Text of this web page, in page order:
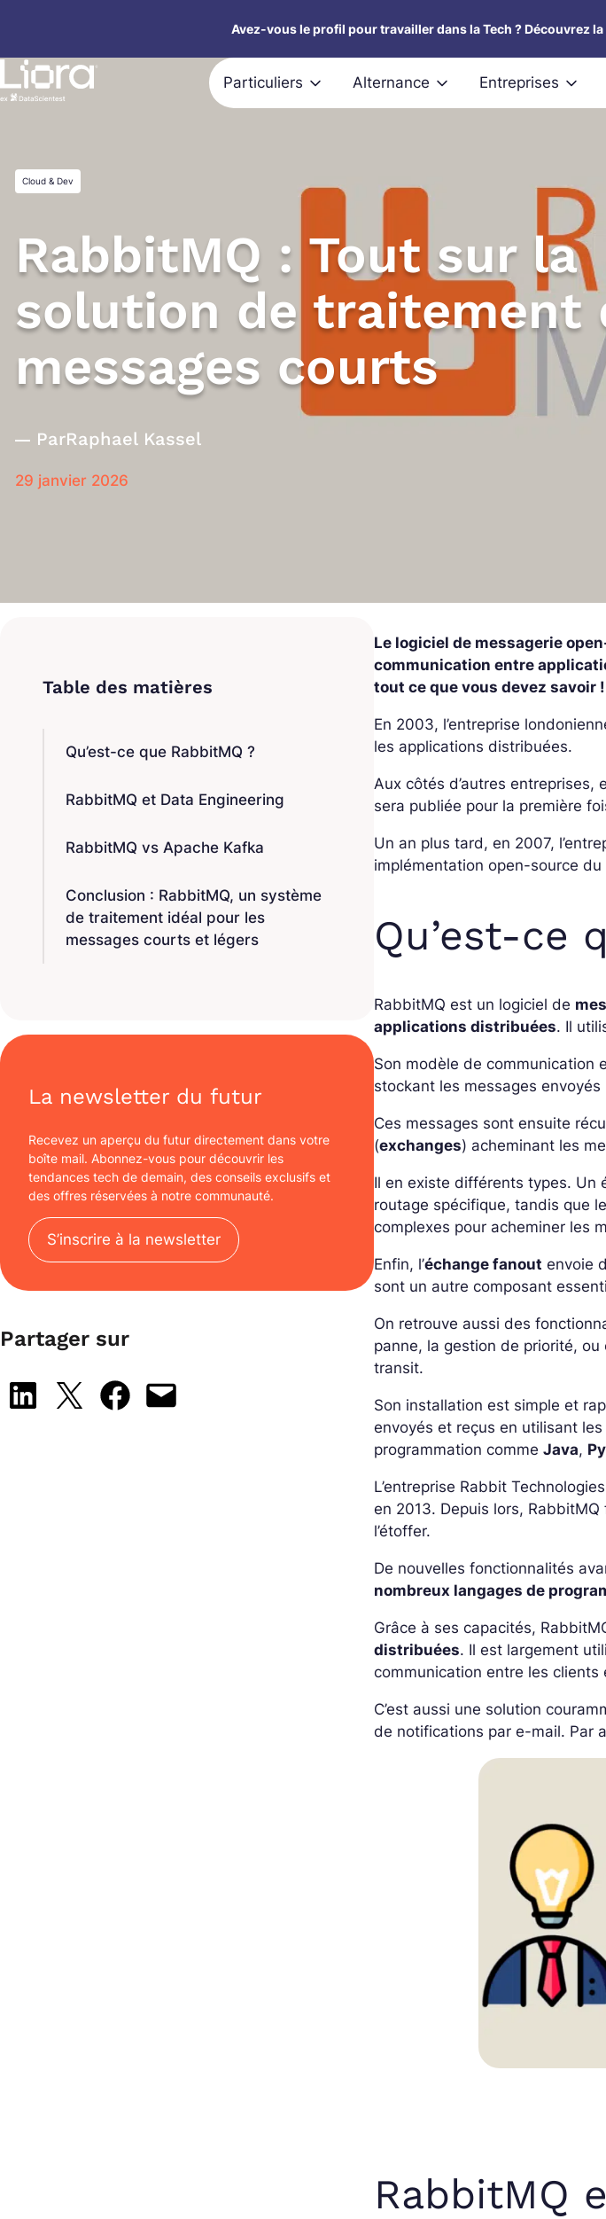
contenu
Avez-vous le profil pour travailler dans la Tech ? Découvrez
Particuliers Alternance Entreprises
Cloud & Dev
RabbitMQ : Tout sur la
solution de traitement
messages courts
ParRaphael Kassel
29 janvier 2026
Qu’est-ce que RabbitMQ ?
RabbitMQ et Data Engineering
RabbitMQ vs Apache Kafka
Conclusion : RabbitMQ, un système
de traitement idéal pour les
messages courts et légers
La newsletter du futur
Recevez un aperçu du futur directement dans votre
boîte mail. Abonnez-vous pour découvrir les
tendances tech de demain, des conseils exclusifs et
des offres réservées à notre communauté.
S’inscrire à la newsletter
Partager sur
Share on LinkedIn
Share on X Share on Facebook
Email this Page
Le logiciel de messagerie
communication entre
tout ce que vous devez savoir !
En 2003, l’entreprise
les applications distribuées.
Aux côtés d’autres entreprises,
sera publiée pour la première
Un an plus tard, en 2007,
implémentation open-source
Qu’est-ce
RabbitMQ est un logiciel de
applications distribuées. Il
Son modèle de communication
stockant les messages
Ces messages sont ensuite
(exchanges) acheminant les
Il en existe différents types. Un
routage spécifique, tandis que
complexes pour acheminer les
Enfin, l’échange fanout envoie
sont un autre composant
On retrouve aussi des
panne, la gestion de priorité,
transit.
Son installation est simple et
envoyés et reçus en utilisant
programmation commeJava,
L’entreprise Rabbit
en 2013. Depuis lors,
l’étoffer.
De nouvelles fonctionnalités
nombreux langages de
Grâce à ses capacités,
distribuées. Il est largement
communication entre les clients
C’est aussi une solution
de notifications par e-mail. Par
RabbitMQ